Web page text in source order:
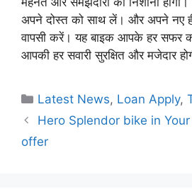
अपने दोस्त को साथ लें। और अपने नए
वापसी करें। यह बाइक आपके हर सफर को
आपकी हर सवारी सुरक्षित और मजेदार
Categories
Latest News, Loan Apply,
Hero Splendor bike in
offer